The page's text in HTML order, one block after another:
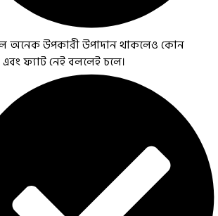
অনেক উপকারী উপাদান থাকলেও কোন
ফ্যাট নেই বললেই চলে।